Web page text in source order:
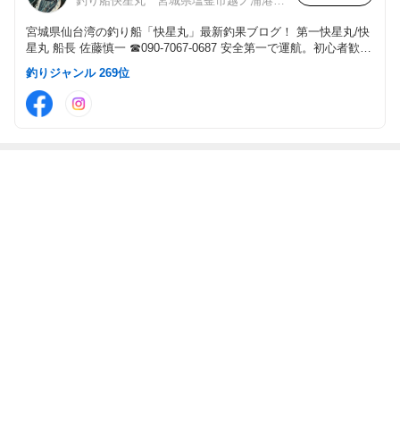
宮城県仙台湾の釣り船「快星丸」最新釣果ブログ！ 第一快星丸/快
星丸 船長 佐藤慎一 ☎090-7067-0687 安全第一で運航。初心者歓
迎！ベテランも大歓迎！四季折々の仙台湾の釣りを一緒に楽しみま
しょう！
釣りジャンル 269位